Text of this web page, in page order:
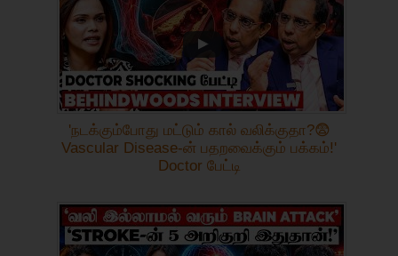
'நடக்கும்போது மட்டும் கால் வலிக்குதா?😨
Vascular Disease-ன் பதறவைக்கும் பக்கம்!'
Doctor பேட்டி